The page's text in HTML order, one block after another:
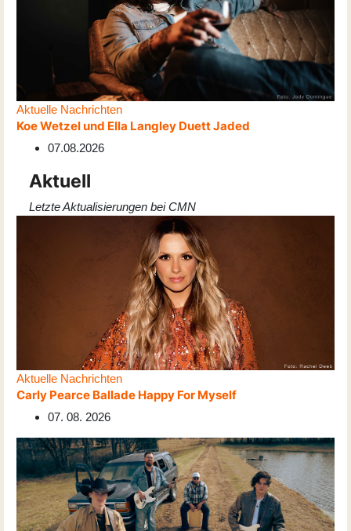
Aktuelle Nachrichten
Koe Wetzel und Ella Langley Duett Jaded
07.08.2026
Aktuell
Letzte Aktualisierungen bei CMN
Aktuelle Nachrichten
Carly Pearce Ballade Happy For Myself
07. 08. 2026